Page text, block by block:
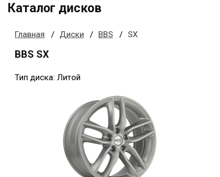
Каталог дисков
Главная Диски BBS SX
BBS SX
Тип диска: Литой